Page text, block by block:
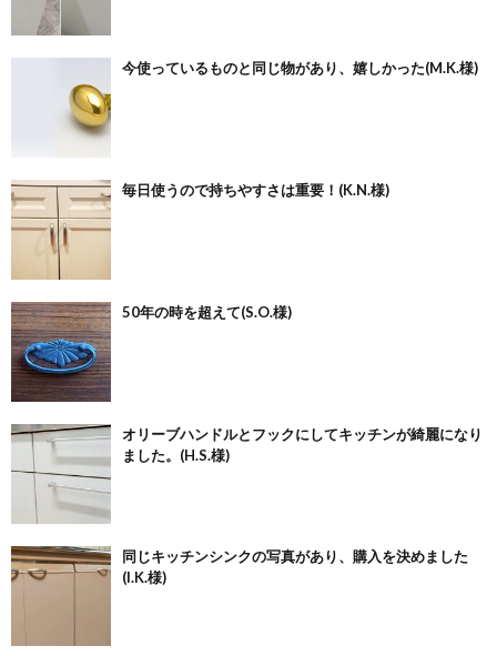
今使っているものと同じ物があり、嬉しかった(M.K.様)
毎日使うので持ちやすさは重要！(K.N.様)
50年の時を超えて(S.O.様)
オリーブハンドルとフックにしてキッチンが綺麗になり
ました。(H.S.様)
同じキッチンシンクの写真があり、購入を決めました
(I.K.様)